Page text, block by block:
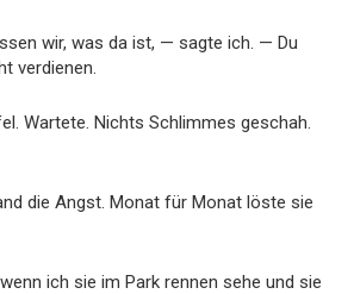
wir, was da ist, — sagte ich. — Du
verdienen.
Wartete. Nichts Schlimmes geschah.
die Angst. Monat für Monat löste sie
ich sie im Park rennen sehe und sie